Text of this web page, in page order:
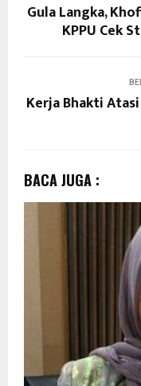
Gula Langka,
KPPU Cek
Kerja Bhakti
BACA JUGA :